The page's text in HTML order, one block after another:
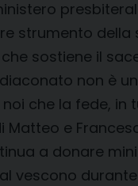
strumento
sostiene il
non è
che la fede, in
e
a donare